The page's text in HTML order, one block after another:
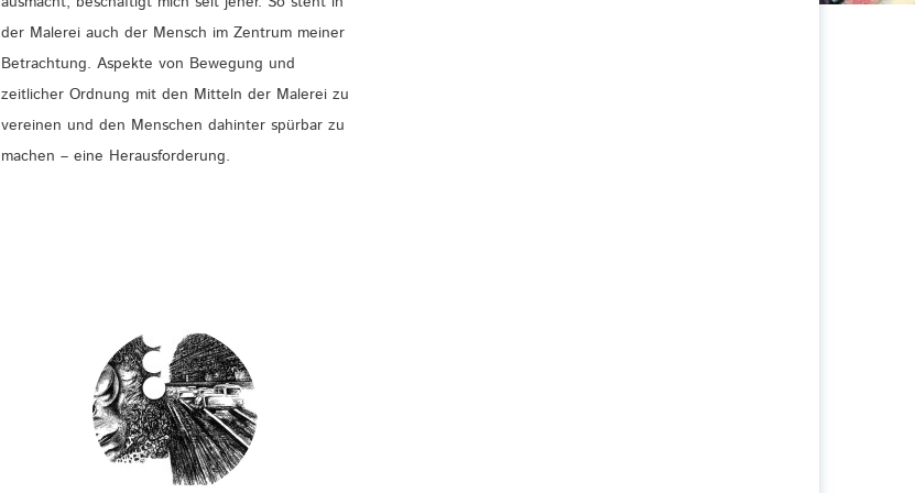
der Malerei auch der Mensch im Zentrum meiner
Betrachtung. Aspekte von Bewegung und
zeitlicher Ordnung mit den Mitteln der Malerei zu
vereinen und den Menschen dahinter spürbar zu
machen – eine Herausforderung.